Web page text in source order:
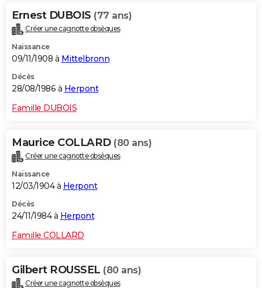
Ernest DUBOIS (77 ans)
Créer une cagnotte obsèques
Naissance
09/11/1908 à Mittelbronn
Décès
28/08/1986 à Herpont
Famille DUBOIS
Maurice COLLARD (80 ans)
Créer une cagnotte obsèques
Naissance
12/03/1904 à Herpont
Décès
24/11/1984 à Herpont
Famille COLLARD
Gilbert ROUSSEL (80 ans)
Créer une cagnotte obsèques